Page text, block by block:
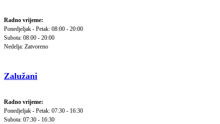
Radno vrijeme:
Ponedjeljak - Petak: 08:00 - 20:00
Subota: 08:00 - 20:00
Nedelja: Zatvoreno
Zalužani
Radno vrijeme:
Ponedjeljak - Petak: 07:30 - 16:30
Subota: 07:30 - 16:30